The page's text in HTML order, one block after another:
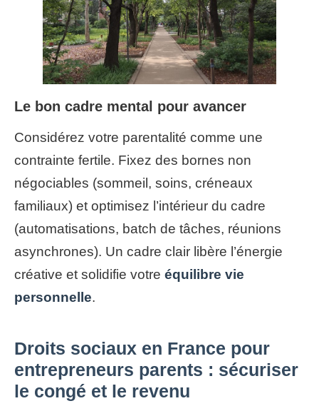
Le bon cadre mental pour avancer
Considérez votre parentalité comme une
contrainte fertile. Fixez des bornes non
négociables (sommeil, soins, créneaux
familiaux) et optimisez l’intérieur du cadre
(automatisations, batch de tâches, réunions
asynchrones). Un cadre clair libère l’énergie
créative et solidifie votre équilibre vie
personnelle.
Droits sociaux en France pour
entrepreneurs parents : sécuriser
le congé et le revenu